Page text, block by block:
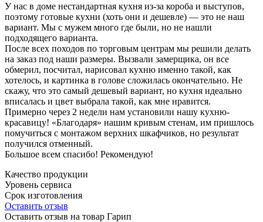
У нас в доме нестандартная кухня из-за короба и выступов,
поэтому готовые кухни (хоть они и дешевле) — это не наш
вариант. Мы с мужем много где были, но не нашли
подходящего варианта.
После всех походов по торговым центрам мы решили делать
на заказ под наши размеры. Вызвали замерщика, он все
обмерил, посчитал, нарисовал кухню именно такой, как
хотелось, и картинка в голове сложилась окончательно. Не
скажу, что это самый дешевый вариант, но кухня идеально
вписалась и цвет выбрала такой, как мне нравится.
Примерно через 2 недели нам установили нашу кухню-
красавицу! «Благодаря» нашим кривым стенам, им пришлось
помучиться с монтажом верхних шкафчиков, но результат
получился отменный.
Большое всем спасибо! Рекомендую!
Качество продукции
Уровень сервиса
Срок изготовления
Оставить отзыв
Оставить отзыв на товар Гарип